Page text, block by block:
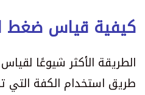
كيفية قياس ضغط
الطريقة الأكثر شيوعًا
طريق استخدام الكفة التي